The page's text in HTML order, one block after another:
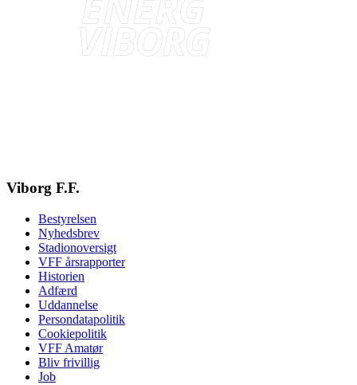
Viborg F.F.
Bestyrelsen
Nyhedsbrev
Stadionoversigt
VFF årsrapporter
Historien
Adfærd
Uddannelse
Persondatapolitik
Cookiepolitik
VFF Amatør
Bliv frivillig
Job